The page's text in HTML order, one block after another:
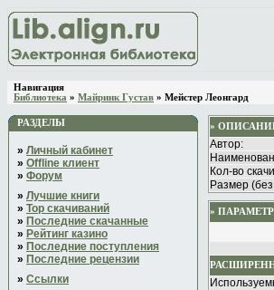
Навигация
Библиотека » Майринк Густав » Мейстер Леонгард
РАЗДЕЛЫ
» Личный кабинет
» Offline клиент
» Форум
» Лучшие книги
» Top скачиваний
» Последние скачанные
» Рейтинг казино
» Последние поступления
» Последние рецензии
» Ссылки
»
Автор:
Кол-во
Размер
»